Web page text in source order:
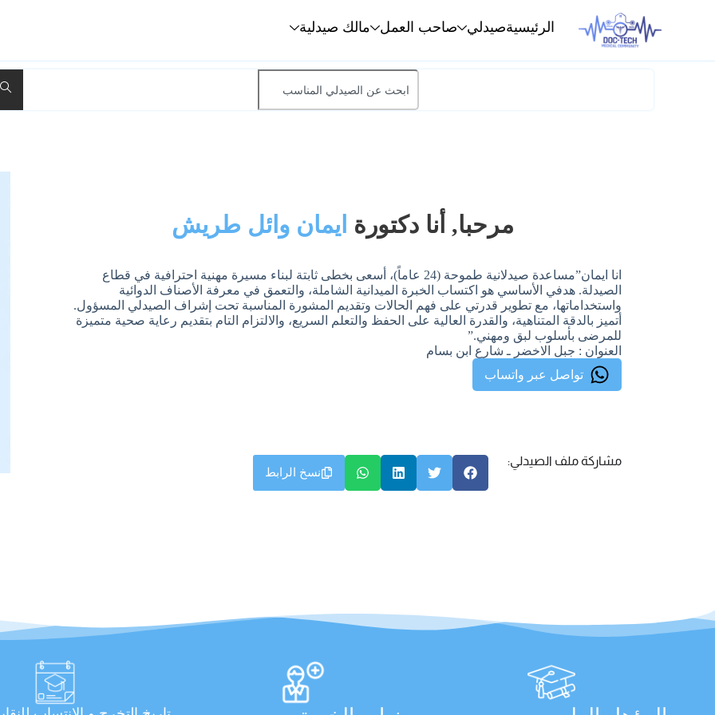
الرئيسيةصيدلي صاحب العمل مالك صيدلية
مرحبا, أنا دكتورة ايمان وائل طريش
انا ايمان”مساعدة صيدلانية طموحة (24 عاماً)، أسعى بخطى ثابتة لبناء مسيرة مهنية احترافية في قطاع
الصيدلة. هدفي الأساسي هو اكتساب الخبرة الميدانية الشاملة، والتعمق في معرفة الأصناف الدوائية
واستخداماتها، مع تطوير قدرتي على فهم الحالات وتقديم المشورة المناسبة تحت إشراف الصيدلي المسؤول.
أتميز بالدقة المتناهية، والقدرة العالية على الحفظ والتعلم السريع، والالتزام التام بتقديم رعاية صحية متميزة
للمرضى بأسلوب لبق ومهني.”
العنوان : جبل الاخضر ـ شارع ابن بسام
تواصل عبر واتساب
مشاركة ملف الصيدلي:
نسخ الرابط